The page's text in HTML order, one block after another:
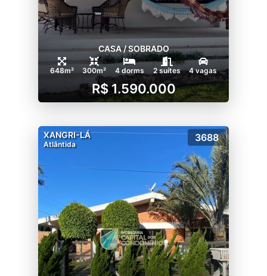
CASA / SOBRADO
648m² 300m² 4 dorms 2 suítes 4 vagas
R$ 1.590.000
XANGRI-LÁ
Atlântida
3688